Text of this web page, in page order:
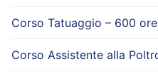
Corso Tatuaggio – 600 ore
Corso Assistente alla